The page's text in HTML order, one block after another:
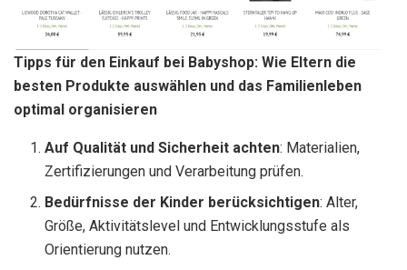
Tipps für den Einkauf bei Babyshop: Wie Eltern die
besten Produkte auswählen und das Familienleben
optimal organisieren
Auf Qualität und Sicherheit achten: Materialien,
Zertifizierungen und Verarbeitung prüfen.
Bedürfnisse der Kinder berücksichtigen: Alter,
Größe, Aktivitätslevel und Entwicklungsstufe als
Orientierung nutzen.